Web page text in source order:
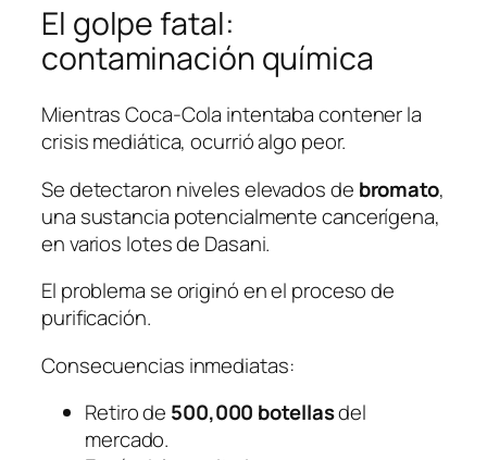
El golpe fatal:
contaminación química
Mientras Coca-Cola intentaba contener la
crisis mediática, ocurrió algo peor.
Se detectaron niveles elevados de bromato,
una sustancia potencialmente cancerígena,
en varios lotes de Dasani.
El problema se originó en el proceso de
purificación.
Consecuencias inmediatas:
Retiro de 500,000 botellasdel
mercado.